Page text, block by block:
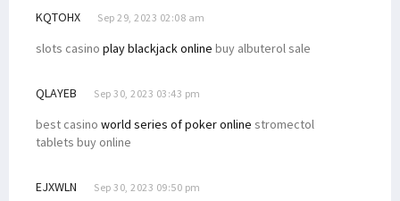
KQTOHX Sep 29, 2023 02:08 am
slots casino play blackjack online buy albuterol sale
QLAYEB Sep 30, 2023 03:43 pm
best casino world series of poker online stromectol
tablets buy online
EJXWLN Sep 30, 2023 09:50 pm